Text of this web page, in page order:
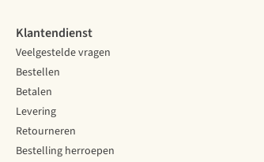
Klantendienst
Veelgestelde vragen
Bestellen
Betalen
Levering
Retourneren
Bestelling herroepen